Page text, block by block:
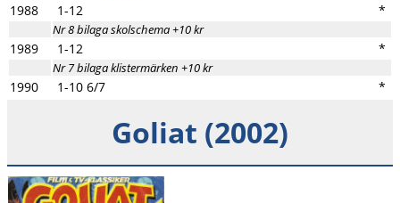
1988 1-12 *
Nr 8 bilaga skolschema +10 kr
1989 1-12 *
Nr 7 bilaga klistermärken +10 kr
1990 1-10 6/7 *
Goliat (2002)